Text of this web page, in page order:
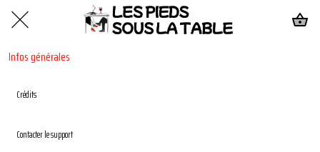
Infos générales
Crédits
Contacter le support